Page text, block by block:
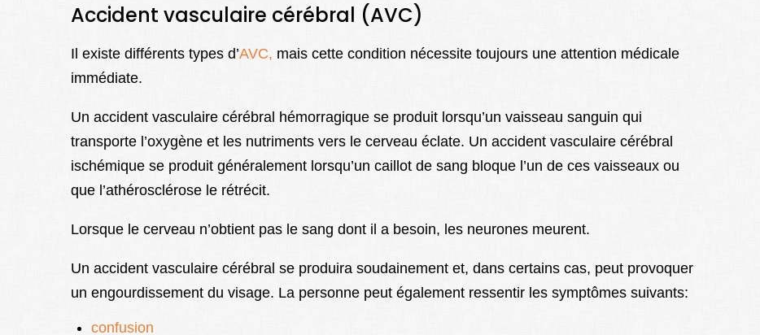
Accident vasculaire cérébral (AVC)
Il existe différents types d’AVC, mais cette condition nécessite toujours une attention médicale
immédiate.
Un accident vasculaire cérébral hémorragique se produit lorsqu’un vaisseau sanguin qui
transporte l’oxygène et les nutriments vers le cerveau éclate. Un accident vasculaire cérébral
ischémique se produit généralement lorsqu’un caillot de sang bloque l’un de ces vaisseaux ou
que l’athérosclérose le rétrécit.
Lorsque le cerveau n’obtient pas le sang dont il a besoin, les neurones meurent.
Un accident vasculaire cérébral se produira soudainement et, dans certains cas, peut provoquer
un engourdissement du visage. La personne peut également ressentir les symptômes suivants:
confusion